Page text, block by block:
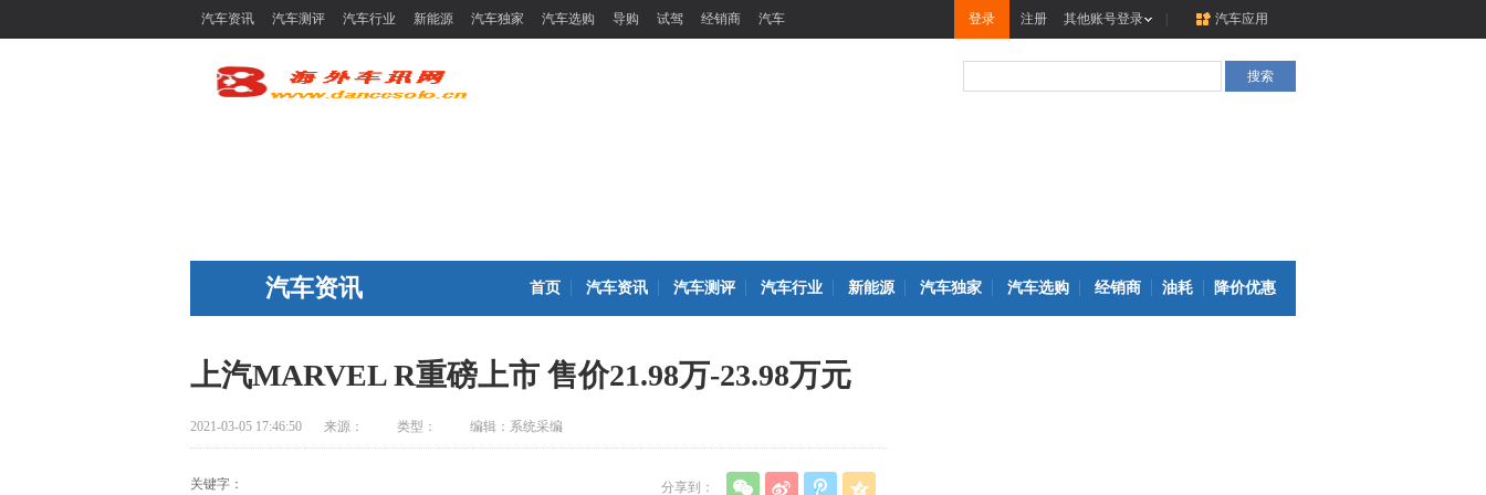
汽车资讯 汽车测评 汽车行业 新能源 汽车独家 汽车选购 导购 试驾 经销商 汽车 汽车应用
登录 注册 其他账号登录
汽车资讯 首页 汽车资讯 汽车测评 汽车行业 新能源 汽车独家 汽车选购 经销商 油耗 降价优惠
上汽MARVEL R重磅上市 售价21.98万-23.98万元
2021-03-05 17:46:50 来源： 类型： 编辑：系统采编
分享到：
关键字：